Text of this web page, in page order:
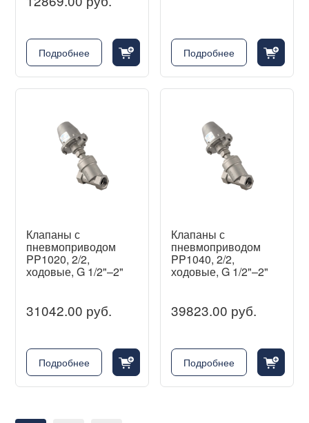
Подробнее cart_fill_badge_plus Подробнее cart_fill_badge_plus
Клапаны с
пневмоприводом
PP1020, 2/2,
ходовые, G 1/2"–2"
31042.00 руб.
Подробнее cart_fill_badge_plus
Клапаны с
пневмоприводом
PP1040, 2/2,
ходовые, G 1/2"–2"
39823.00 руб.
Подробнее cart_fill_badge_plus